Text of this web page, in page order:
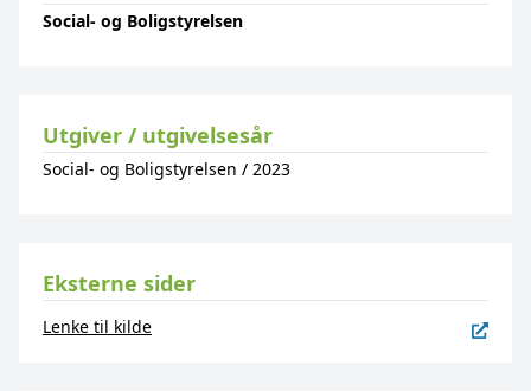
Social- og Boligstyrelsen
Utgiver / utgivelsesår
Social- og Boligstyrelsen / 2023
Eksterne sider
Lenke til kilde